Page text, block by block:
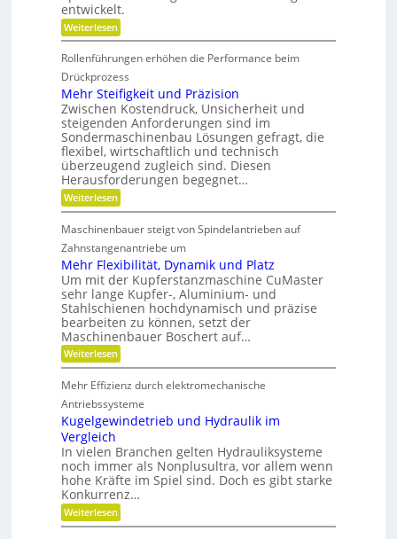
r
e
h
e
i
s
g
r
a
d
n
a
f
t
n
d
e
r
K
u
n
s
t
s
t
o
f
f
b
r
a
n
c
h
e
e
B
e
t
r
e
b
z
e
i
t
d
a
n
k
l
a
u
s
g
l
e
i
c
h
entwickelt.
Weiterlesen:
B
t
t
e
r
e
-
u
n
d
g
e
t
r
i
e
b
e
l
o
s
Rollenführungen erhöhen die Performance beim
Drückprozess
Mehr Steifigkeit und Präzision
Zwischen Kostendruck, Unsicherheit und
steigenden Anforderungen sind im
Sondermaschinenbau Lösungen gefragt, die
flexibel, wirtschaftlich und technisch
überzeugend zugleich sind. Diesen
Herausforderungen begegnet…
Weiterlesen:
M
h
r
S
t
e
i
f
i
g
k
e
i
t
n
d
ä
z
i
s
i
o
n
Maschinenbauer steigt von Spindelantrieben auf
Zahnstangenantriebe um
Mehr Flexibilität, Dynamik und Platz
Um mit der Kupferstanzmaschine CuMaster
sehr lange Kupfer-, Aluminium- und
Stahlschienen hochdynamisch und präzise
bearbeiten zu können, setzt der
Maschinenbauer Boschert auf…
Weiterlesen:
M
h
r
F
l
x
i
b
i
l
i
t
Mehr Effizienz durch elektromechanische
Antriebssysteme
Kugelgewindetrieb und Hydraulik im
Vergleich
In vielen Branchen gelten Hydrauliksysteme
noch immer als Nonplusultra, vor allem wenn
hohe Kräfte im Spiel sind. Doch es gibt starke
Konkurrenz…
Weiterlesen:
K